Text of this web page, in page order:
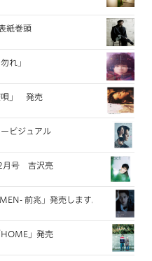
紙巻頭
れ」
」 発売
ビジュアル
月号 吉沢亮
前兆」発売します。
」発売